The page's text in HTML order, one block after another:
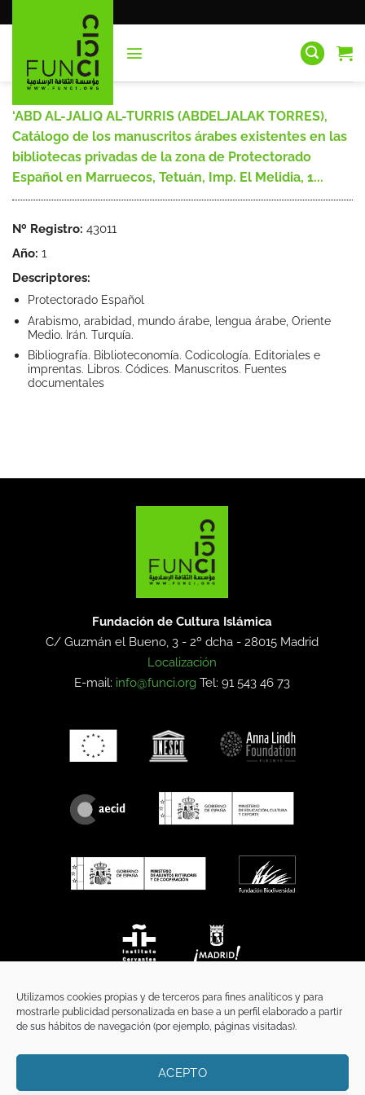
Utilizamos cookies propias y de terceros para fines analíticos y para
mostrarle publicidad personalizada en base a un perfil elaborado a partir
de sus hábitos de navegación (por ejemplo, páginas visitadas).
ACEPTO
al
‘ABD AL-JALIQ AL-TURRIS (ABDELJALAK TORRES),
Catálogo de los manuscritos árabes existentes en las
bibliotecas privadas de la zona de Protectorado
Español en Marruecos, Tetuán, Imp. El Melidia, 1...
Nº Registro: 43011
Año: 1
Descriptores:
Protectorado Español
Arabismo, arabidad, mundo árabe, lengua árabe, Oriente
Medio. Irán. Turquía.
Bibliografía. Biblioteconomía. Codicología. Editoriales e
imprentas. Libros. Códices. Manuscritos. Fuentes
documentales
Fundación de Cultura Islámica
C/ Guzmán el Bueno, 3 - 2º dcha -28015 Madrid
Localización
E-mail: info@funci.org Tel: 91 543 46 73